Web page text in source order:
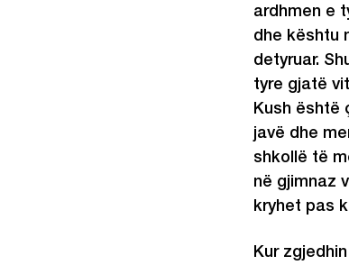
ardhmen e
dhe kështu
detyruar.
tyre gjatë
Kush është
javë dhe
shkollë të
në gjimnaz
kryhet pas
Kur